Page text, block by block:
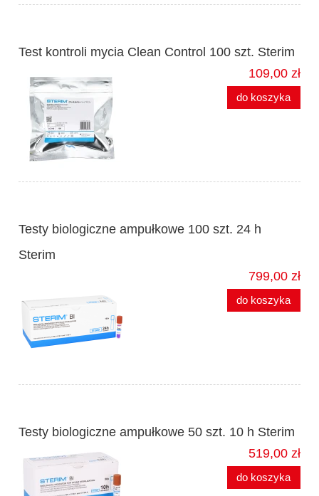
Test kontroli mycia Clean Control 100 szt. Sterim
109,00 zł
do koszyka
Testy biologiczne ampułkowe 100 szt. 24 h
Sterim
799,00 zł
do koszyka
Testy biologiczne ampułkowe 50 szt. 10 h Sterim
519,00 zł
do koszyka